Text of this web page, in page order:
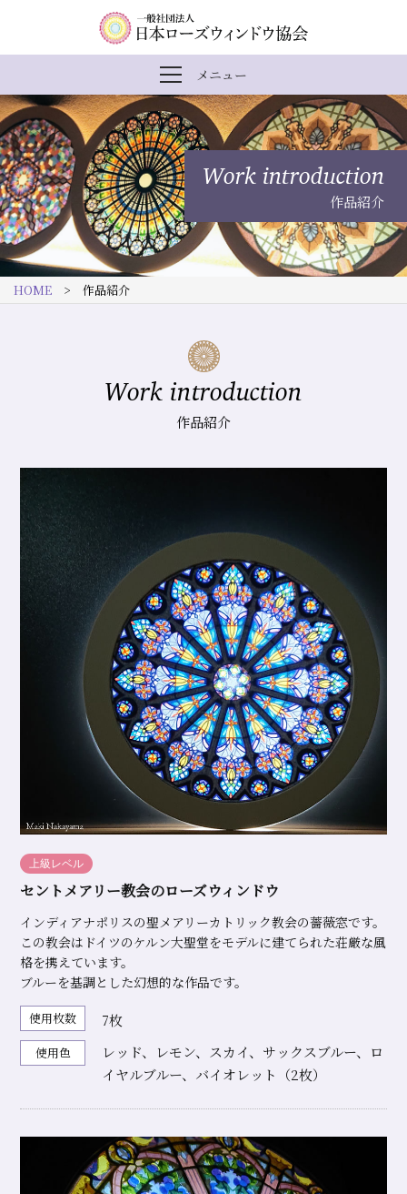
一
社
団
法
人
日
本
ロ
ウ
会
内
ま
で
ス
キ
ッ
プ
す
メ
ン
ナ
ビ
ゲ
ー
シ
ョ
メニュー
メ
ニ
ュ
ー
開
Work introduction
作品紹介
HOME > 作品紹介
Work introduction
作品紹介
上級レベル
セントメアリー教会のローズウィンドウ
インディアナポリスの聖メアリーカトリック教会の薔薇窓です。
この教会はドイツのケルン大聖堂をモデルに建てられた荘厳な風
格を携えています。
ブルーを基調とした幻想的な作品です。
使用枚数 7枚
使用色
レッド、レモン、スカイ、サックスブルー、ロ
イヤルブルー、バイオレット（2枚）